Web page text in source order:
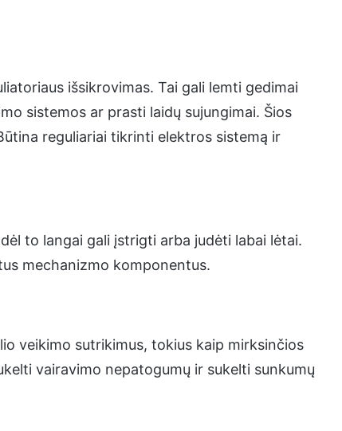
išsikrovimas. Tai gali lemti gedimai
sistemos ar prasti laidų sujungimai. Šios
reguliariai tikrinti elektros sistemą ir
to langai gali įstrigti arba judėti labai lėtai.
mechanizmo komponentus.
veikimo sutrikimus, tokius kaip mirksinčios
vairavimo nepatogumų ir sukelti sunkumų